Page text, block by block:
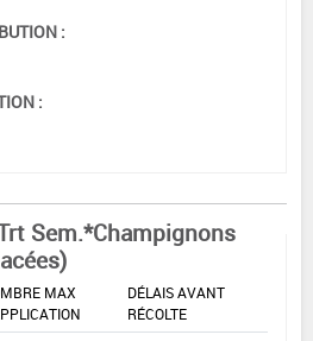
:
:
Sem.*Champignons
MAX
DÉLAIS AVANT
RÉCOLTE